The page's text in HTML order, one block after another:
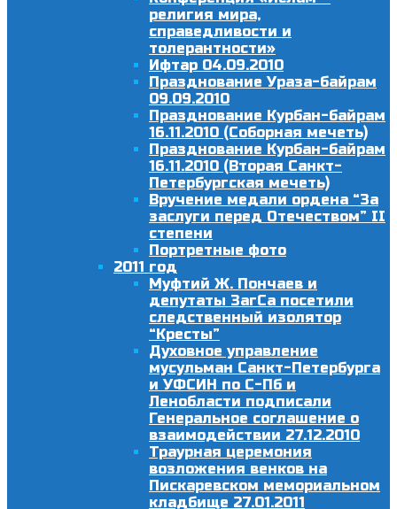
религия мира,
справедливости и
толерантности»
Ифтар 04.09.2010
Празднование Ураза-байрам
09.09.2010
Празднование Курбан-байрам
16.11.2010 (Соборная мечеть)
Празднование Курбан-байрам
16.11.2010 (Вторая Санкт-
Петербургская мечеть)
Вручение медали ордена “За
заслуги перед Отечеством” II
степени
Портретные фото
2011 год
Муфтий Ж. Пончаев и
депутаты ЗагСа посетили
следственный изолятор
“Кресты”
Духовное управление
мусульман Санкт-Петербурга
и УФСИН по С-Пб и
Ленобласти подписали
Генеральное соглашение о
взаимодействии 27.12.2010
Траурная церемония
возложения венков на
Пискаревском мемориальном
кладбище 27.01.2011